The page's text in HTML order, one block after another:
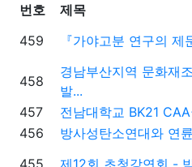
번호 제목
459
『가야고분 연구의
458
경남부산지역 문화재
발...
457
전남대학교 BK21
456
방사성탄소연대와 연
455
제12회 초청강연회 -